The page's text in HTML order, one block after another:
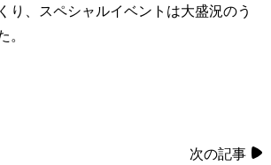
り、スペシャルイベントは大盛況のう
次の記事